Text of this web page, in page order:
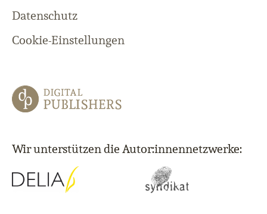
Datenschutz
Cookie-Einstellungen
Wir unterstützen die Autor:innennetzwerke: